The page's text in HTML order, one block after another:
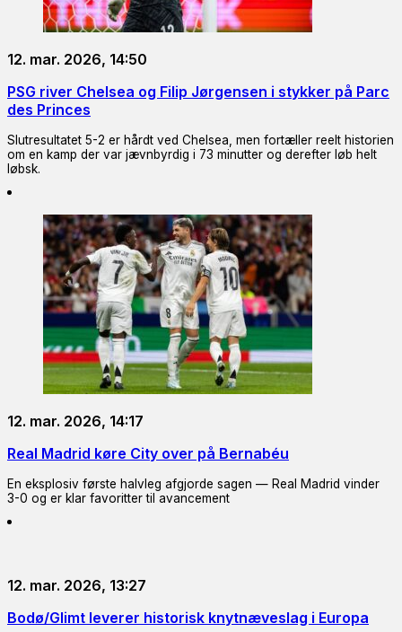
12. mar. 2026, 14:50
PSG river Chelsea og Filip Jørgensen i stykker på Parc
des Princes
Slutresultatet 5-2 er hårdt ved Chelsea, men fortæller reelt historien
om en kamp der var jævnbyrdig i 73 minutter og derefter løb helt
løbsk.
12. mar. 2026, 14:17
Real Madrid køre City over på Bernabéu
En eksplosiv første halvleg afgjorde sagen — Real Madrid vinder
3-0 og er klar favoritter til avancement
12. mar. 2026, 13:27
Bodø/Glimt leverer historisk knytnæveslag i Europa